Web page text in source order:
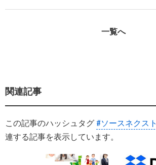
一覧へ
関連記事
この記事のハッシュタグ #ソースネクスト
連する記事を表示しています。